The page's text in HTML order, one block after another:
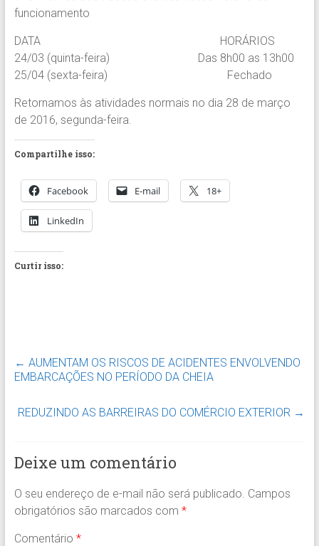
funcionamento
DATA HORÁRIOS
24/03 (quinta-feira) Das 8h00 as 13h00
25/04 (sexta-feira) Fechado
Retornamos às atividades normais no dia 28 de março
de 2016, segunda-feira.
Compartilhe isso:
Facebook E-mail 18+
LinkedIn
Curtir isso:
← AUMENTAM OS RISCOS DE ACIDENTES ENVOLVENDO
EMBARCAÇÕES NO PERÍODO DA CHEIA
REDUZINDO AS BARREIRAS DO COMÉRCIO EXTERIOR →
Deixe um comentário
O seu endereço de e-mail não será publicado. Campos
obrigatórios são marcados com *
Comentário *